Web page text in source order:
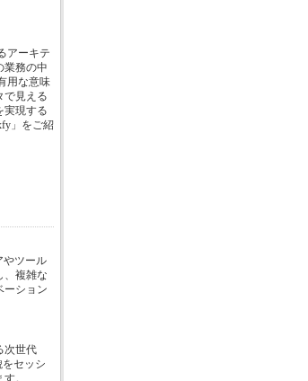
アーキテ
業務の中
用な意味
で見える
実現する
」をご紹
やツール
、複雑な
ーション
次世代
をセッシ
。